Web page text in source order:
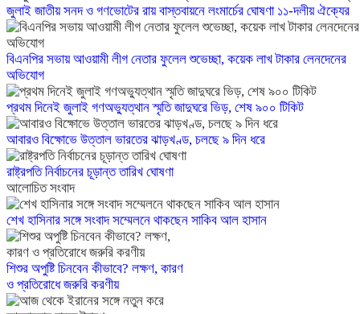
জুলাই জাতীয় সনদ ও গণভোটের রায় বাস্তবায়নে লংমার্চের ঘোষণা ১১-দলীয় ঐক্যের
বিএনপির সভায় আওয়ামী লীগ নেতার ফুলেল শুভেচ্ছা, কয়েক লাখ টাকার লেনদেনের
অভিযোগ
প্রথম দিনেই জুলাই গণঅভ্যুত্থান স্মৃতি জাদুঘরে ভিড়, শেষ ৯০০ টিকিট
আবারও বিক্ষোভে উত্তাল ভারতের ঝাড়খণ্ড, চলছে ৯ দিন ধরে
রাষ্ট্রপতি নির্বাচনের চূড়ান্ত তারিখ ঘোষণা
আলোচিত সংবাদ
শেখ হাসিনার সঙ্গে সংবাদ সম্মেলনে থাকছেন সাকিব আল হাসান
শিশুর অপুষ্টি চিনবেন কীভাবে? লক্ষণ, কারণ
ও প্রতিরোধে জরুরি করণীয়